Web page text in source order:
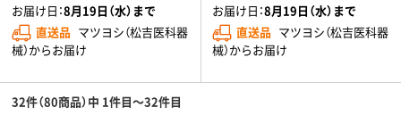
お届け日：8月19日（水）まで
直送品 マツヨシ（松吉医科器
械）からお届け
お届け日：8月19日（水）まで
直送品 マツヨシ（松吉医科器
械）からお届け
32件（80商品）中 1件目～32件目